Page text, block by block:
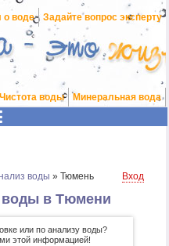
о воде Задайте вопрос эксперту
Чистота воды Минеральная вода
воды » Тюмень Вход
воды в Тюмени
или по анализу воды?
этой информацией!